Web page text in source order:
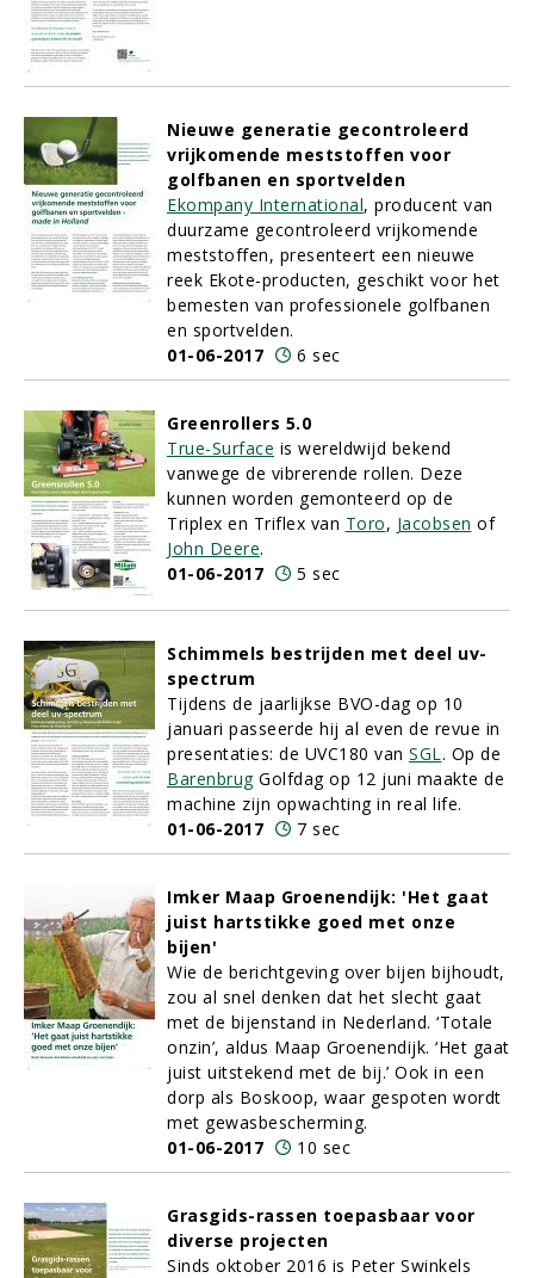
Nieuwe generatie gecontroleerd
vrijkomende meststoffen voor
golfbanen en sportvelden
Ekompany International, producent van
duurzame gecontroleerd vrijkomende
meststoffen, presenteert een nieuwe
reek Ekote-producten, geschikt voor het
bemesten van professionele golfbanen
en sportvelden.
01-06-2017
6 sec
Greenrollers 5.0
True-Surface is wereldwijd bekend
vanwege de vibrerende rollen. Deze
kunnen worden gemonteerd op de
Triplex en Triflex van Toro, Jacobsen of
John Deere.
01-06-2017
5 sec
Schimmels bestrijden met deel uv-
spectrum
Tijdens de jaarlijkse BVO-dag op 10
januari passeerde hij al even de revue in
presentaties: de UVC180 van SGL. Op de
BarenbrugGolfdag op 12 juni maakte de
machine zijn opwachting in real life.
01-06-2017
7 sec
Imker Maap Groenendijk: 'Het gaat
juist hartstikke goed met onze
bijen'
Wie de berichtgeving over bijen bijhoudt,
zou al snel denken dat het slecht gaat
met de bijenstand in Nederland. ‘Totale
onzin’, aldus Maap Groenendijk. ‘Het gaat
juist uitstekend met de bij.’ Ook in een
dorp als Boskoop, waar gespoten wordt
met gewasbescherming.
01-06-2017
10 sec
Grasgids-rassen toepasbaar voor
diverse projecten
Sinds oktober 2016 is Peter Swinkels